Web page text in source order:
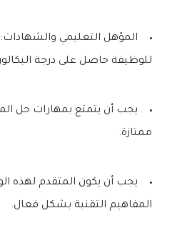
المؤهل التعليمي
للوظيفة حاصل على درجة
يجب أن يتمتع بمهارات حل
ممتازة.
يجب أن يكون المتقدم لهذه
المفاهيم التقنية بشكل فعال.